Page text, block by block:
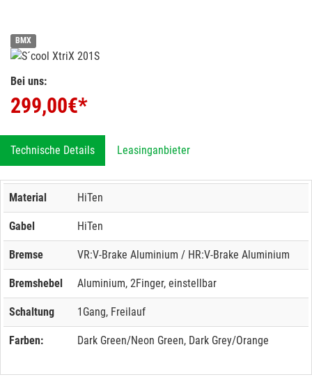
BMX
Bei uns:
299,00€*
Technische Details Leasinganbieter
Material HiTen
Gabel HiTen
Bremse VR:V-Brake Aluminium / HR:V-Brake Aluminium
Bremshebel Aluminium, 2Finger, einstellbar
Schaltung 1Gang, Freilauf
Farben: Dark Green/Neon Green, Dark Grey/Orange